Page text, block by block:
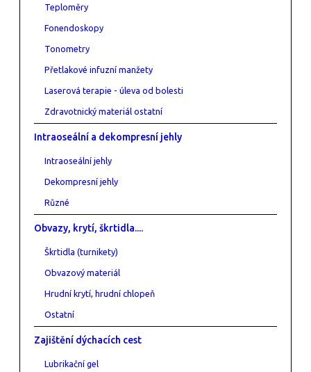
Teploměry
Fonendoskopy
Tonometry
Přetlakové infuzní manžety
Laserová terapie - úleva od bolesti
Zdravotnický materiál ostatní
Intraoseální a dekompresní jehly
Intraoseální jehly
Dekompresní jehly
Různé
Obvazy, krytí, škrtidla....
Škrtidla (turnikety)
Obvazový materiál
Hrudní krytí, hrudní chlopeň
Ostatní
Zajištění dýchacích cest
Lubrikační gel